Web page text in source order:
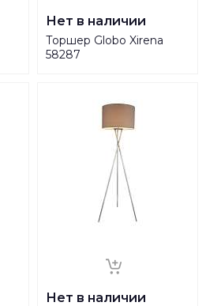
Нет в наличии
Торшер Globo Xirena
58287
Нет в наличии